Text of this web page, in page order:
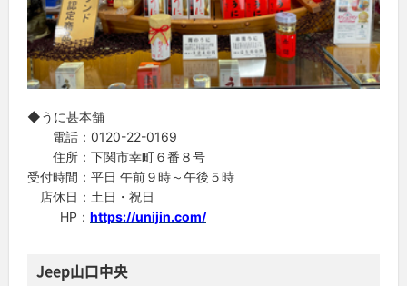
◆うに甚本舗
電話：0120-22-0169
住所：下関市幸町６番８号
受付時間：平日 午前９時～午後５時
店休日：土日・祝日
HP： https://unijin.com/
Jeep山口中央